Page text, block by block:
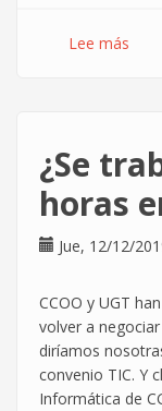
Lee más
¿Se
horas
Jue, 12/12/
CCOO y UGT
volver a
diríamos
convenio TIC. Y
Informática de